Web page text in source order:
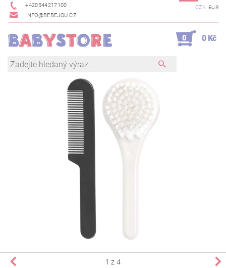
+420544217100
INFO@BEBEJOU.CZ
CZK EUR
0 0 Kč
1 z 4